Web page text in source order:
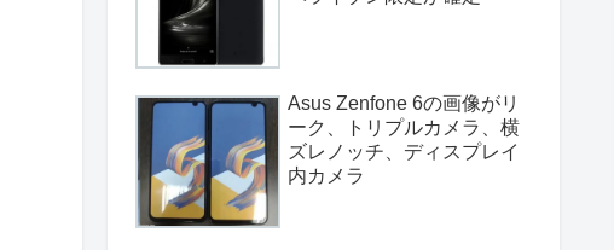
Asus Zenfone 6の画像がリ
ーク、トリプルカメラ、横
ズレノッチ、ディスプレイ
内カメラ